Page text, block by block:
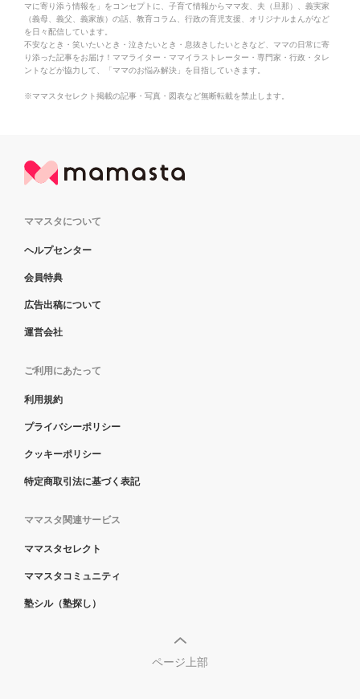
マに寄り添う情報を」をコンセプトに、子育て情報からママ友、夫（旦那）、義実家
（義母、義父、義家族）の話、教育コラム、行政の育児支援、オリジナルまんがなど
を日々配信しています。
不安なとき・笑いたいとき・泣きたいとき・息抜きしたいときなど、ママの日常に寄
り添った記事をお届け！ママライター・ママイラストレーター・専門家・行政・タレ
ントなどが協力して、「ママのお悩み解決」を目指していきます。
※ママスタセレクト掲載の記事・写真・図表など無断転載を禁止します。
ママスタについて
ヘルプセンター
会員特典
広告出稿について
運営会社
ご利用にあたって
利用規約
プライバシーポリシー
クッキーポリシー
特定商取引法に基づく表記
ママスタ関連サービス
ママスタセレクト
ママスタコミュニティ
塾シル（塾探し）
ページ上部